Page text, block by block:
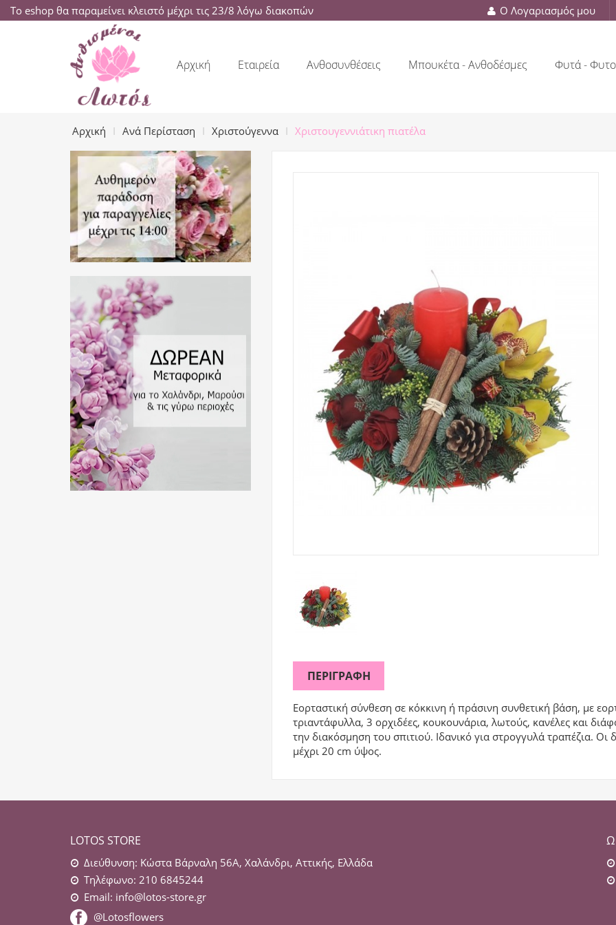
Το eshop θα παραμείνει κλειστό μέχρι τις 23/8 λόγω διακοπών Ο Λογαριασμός μου
Αρχική Εταιρεία Ανθοσυνθέσεις Μπουκέτα - Ανθοδέσμες Φυτά -
Αρχική Ανά Περίσταση Χριστούγεννα Χριστουγεννιάτικη πιατέλα
ΠΕΡΙΓΡΑΦΉ
Εορταστική σύνθεση σε κόκκινη ή πράσινη συνθετική βάση, με
τριαντάφυλλα, 3 ορχιδέες, κουκουνάρια, λωτούς, κανέλες και
την διακόσμηση του σπιτιού. Ιδανικό για στρογγυλά τραπέζια. Οι
μέχρι 20 cm ύψος.
LOTOS STORE
Διεύθυνση: Κώστα Βάρναλη 56Α, Χαλάνδρι, Αττικής, Ελλάδα
Τηλέφωνο: 210 6845244
Email: info@lotos-store.gr
@Lotosflowers